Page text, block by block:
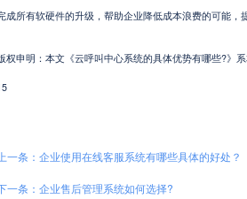
成所有软硬件的升级，帮助企业降低成本浪费的可能，
权申明：本文《云呼叫中心系统的具体优势有哪些?》
上一条：企业使用在线客服系统有哪些具体的好处？
一条：企业售后管理系统如何选择?